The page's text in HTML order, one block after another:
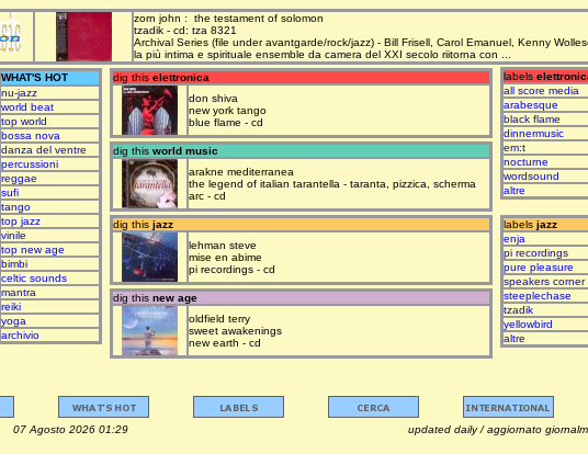
zorn john : the testament of solomon
tzadik - cd: tza 8321
Archival Series (file under avantgarde/rock/jazz) - Bill Frisell, Carol Emanuel, Kenny
la più intima e spirituale ensemble da camera del XXI secolo riitorna con ...
WHAT'S HOT
nu-jazz
world beat
top world
bossa nova
danza del ventre
percussioni
reggae
sufi
tango
top jazz
vinile
top new age
bimbi
celtic sounds
mantra
reiki
yoga
archivio
dig this elettronica
don shiva
new york tango
blue flame - cd
dig this world music
arakne mediterranea
the legend of italian tarantella - taranta, pizzica, scherma
arc - cd
dig this jazz
lehman steve
mise en abime
pi recordings - cd
dig this new age
oldfield terry
sweet awakenings
new earth - cd
labels
all score media
arabesque
black flame
dinnermusic
em:t
nocturne
wordsound
altre
labels jazz
enja
pi recordings
pure pleasure
speakers corner
steeplechase
tzadik
yellowbird
altre
07 Agosto 2026 01:29 updated daily / aggiornato